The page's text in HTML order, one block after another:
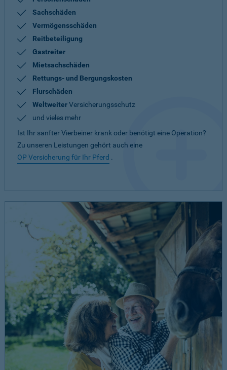
Sachschäden
Vermögensschäden
Reitbeteiligung
Gastreiter
Mietsachschäden
Rettungs- und Bergungskosten
Flurschäden
WeltweiterVersicherungsschutz
und vieles mehr
Ist Ihr sanfter Vierbeiner krank oder benötigt eine Operation?
Zu unseren Leistungen gehört auch eine
OP Versicherung für Ihr Pferd .